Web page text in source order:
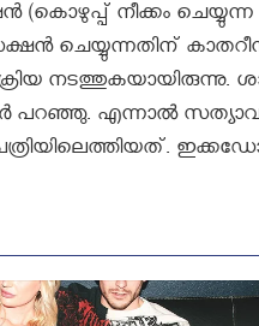
നീക്കം
കാതറീന്‍
നടത്തുകയായിരുന്നു.
എന്നാൽ